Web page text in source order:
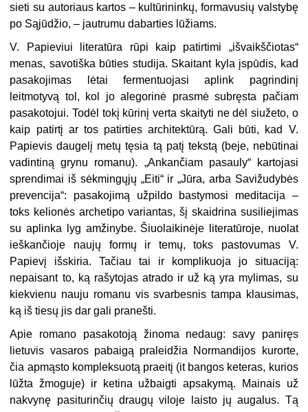
sieti su autoriaus kartos – kultūrininkų, formavusių valstybę
po Sąjūdžio, – jautrumu dabarties lūžiams.
V. Papieviui literatūra rūpi kaip patirtimi „išvaikščiotas“
menas, savotiška būties studija. Skaitant kyla įspūdis, kad
pasakojimas lėtai fermentuojasi aplink pagrindinį
leitmotyvą tol, kol jo alegorinė prasmė subręsta pačiam
pasakotojui. Todėl tokį kūrinį verta skaityti ne dėl siužeto, o
kaip patirtį ar tos patirties architektūrą. Gali būti, kad V.
Papievis daugelį metų tęsia tą patį tekstą (beje, nebūtinai
vadintiną grynu romanu). „Ankančiam pasauly“ kartojasi
sprendimai iš sėkmingųjų „Eiti“ ir „Jūra, arba Savižudybės
prevencija“: pasakojimą užpildo bastymosi meditacija –
toks kelionės archetipo variantas, šį skaidrina susiliejimas
su aplinka lyg amžinybe. Šiuolaikinėje literatūroje, nuolat
ieškančioje naujų formų ir temų, toks pastovumas V.
Papievį išskiria. Tačiau tai ir komplikuoja jo situaciją:
nepaisant to, ką rašytojas atrado ir už ką yra mylimas, su
kiekvienu nauju romanu vis svarbesnis tampa klausimas,
ką iš tiesų jis dar gali pranešti.
Apie romano pasakotoją žinoma nedaug: savy paniręs
lietuvis vasaros pabaigą praleidžia Normandijos kurorte,
čia apmąsto kompleksuotą praeitį (it bangos keteras, kurios
lūžta žmoguje) ir ketina užbaigti apsakymą. Mainais už
nakvynę pasiturinčių draugų viloje laisto jų augalus. Tą